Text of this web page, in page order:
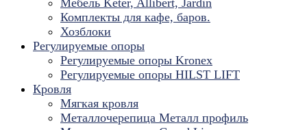
Мебель Keter, Allibert, Jardin
Комплекты для кафе, баров.
Хозблоки
Регулируемые опоры
Регулируемые опоры Kronex
Регулируемые опоры HILST LIFT
Кровля
Мягкая кровля
Металлочерепица Металл профиль